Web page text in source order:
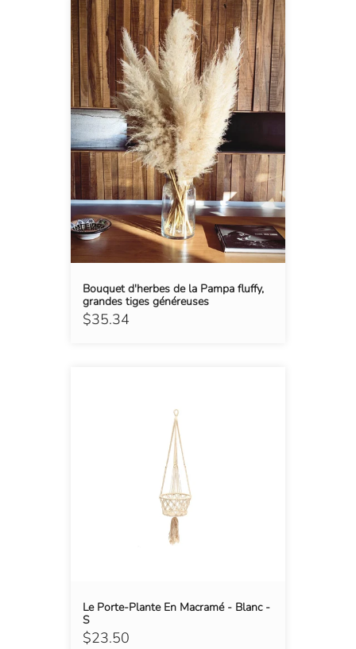
$35.34
Bouquet d'herbes de la Pampa fluffy,
grandes tiges généreuses
$23.50
Le Porte-Plante En Macramé - Blanc -
S